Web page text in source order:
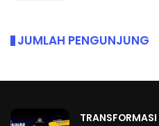
JUMLAH PENGUNJUNG